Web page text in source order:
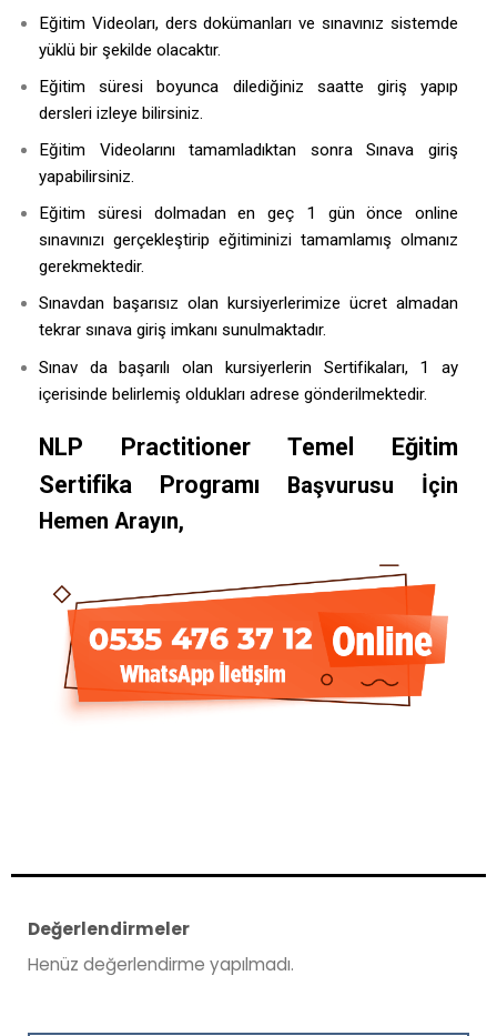
Eğitim Videoları, ders dokümanları ve sınavınız sistemde
yüklü bir şekilde olacaktır.
Eğitim süresi boyunca dilediğiniz saatte giriş yapıp
dersleri izleye bilirsiniz.
Eğitim Videolarını tamamladıktan sonra Sınava giriş
yapabilirsiniz.
Eğitim süresi dolmadan en geç 1 gün önce online
sınavınızı gerçekleştirip eğitiminizi tamamlamış olmanız
gerekmektedir.
Sınavdan başarısız olan kursiyerlerimize ücret almadan
tekrar sınava giriş imkanı sunulmaktadır.
Sınav da başarılı olan kursiyerlerin Sertifikaları, 1 ay
içerisinde belirlemiş oldukları adrese gönderilmektedir.
NLP Practitioner Temel Eğitim
Sertifika Programı
Başvurusu İçin
Hemen Arayın,
Değerlendirmeler
Henüz değerlendirme yapılmadı.